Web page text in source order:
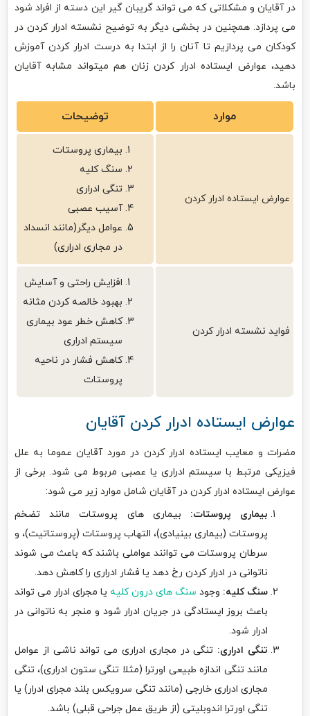
در آقایان و مشکلاتی که می تواند گریبان گیر این دسته از افراد شود
می پردازد. همچنین در بخشی دیگر به توضیح نشسته ادرار کردن در
کودکان می پردازیم تا آنان را از ابتدا به درست ادرار کردن آموزش
دهید، عوارض ایستاده ادرار کردن زنان هم میتواند مشابه آقایان
باشد.
موارد توضیحات
عوارض ایستاده ادرار کردن
بیماری پروستات
سنگ کلیه
تنگی ادراری
آسیب عصبی
عوامل دیگر(مانند انسداد
در مجاری ادراری)
فواید نشسته ادرار کردن
افزایش راحتی و آسایش
بهبود خالصه کردن مثانه
کاهش خطر عود بیماری
سیستم ادراری
کاهش فشار در ناحیه
پروستات
عوارض ایستاده ادرار کردن آقایان
مضرات و معایب ایستاده ادرار کردن در مورد آقایان عموما به علل
فیزیکی مرتبط با سیستم ادراری یا عصبی مربوط می شود. برخی از
عوارض ایستاده ادرار کردن در آقایان شامل موارد زیر می شود:
بیماری پروستات: بیماری های پروستات مانند تضخم
پروستات (بیماری بینیادی)، التهاب پروستات (پروستاتیت)، و
سرطان پروستات می توانند عواملی باشند که باعث می شوند
ناتوانی در ادرار کردن رخ دهد یا فشار ادراری را کاهش دهد.
سنگ کلیه: وجود سنگ های درون کلیه یا مجرای ادرار می تواند
باعث بروز ایستادگی در جریان ادرار شود و منجر به ناتوانی در
ادرار شود.
تنگی ادراری: تنگی در مجاری ادراری می تواند ناشی از عوامل
مانند تنگی اندازه طبیعی اورترا (مثلا تنگی ستون ادراری)، تنگی
مجاری ادراری خارجی (مانند تنگی سرویکس بلند مجرای ادرار) یا
تنگی اورترا اندوبلیتی (از طریق عمل جراحی قبلی) باشد.